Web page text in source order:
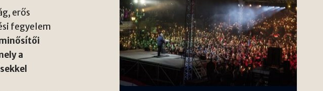
erős
fegyelem
a